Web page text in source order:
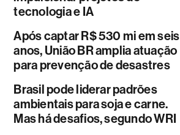
tecnologia e IA
Após captar R$ 530 mi em seis
anos, União BR amplia atuação
para prevenção de desastres
Brasil pode liderar padrões
ambientais para soja e carne.
Mas há desafios, segundo WRI